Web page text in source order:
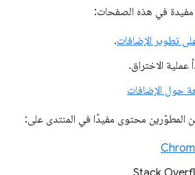
مفيدة في هذه الصفحات:
تطوير الإضافات.
عملية الاختراق.
حول الإضافات
من المطوّرين محتوى مفيدًا في المنتدى على: